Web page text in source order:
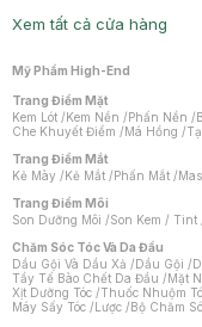
Xem tất cả cửa hàng
Mỹ Phẩm High-End
Trang Điểm Mặt
Kem Lót /Kem Nền /Phấn Nền /
Che Khuyết Điểm /Má Hồng /
Trang Điểm Mắt
Kẻ Mày /Kẻ Mắt /Phấn Mắt /
Trang Điểm Môi
Son Dưỡng Môi /Son Kem / Tint
Chăm Sóc Tóc Và Da Đầu
Dầu Gội Và Dầu Xả /Dầu Gội /
Tẩy Tế Bào Chết Da Đầu /Mặt
Xịt Dưỡng Tóc /Thuốc Nhuộm
Máy Sấy Tóc /Lược /Bộ Chăm